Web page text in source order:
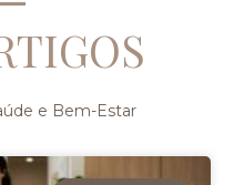
e Bem-Estar